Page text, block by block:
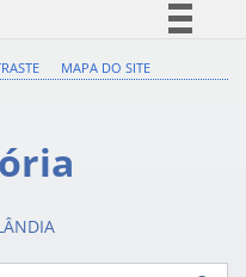
Acesso à informação
MAPA DO SITE